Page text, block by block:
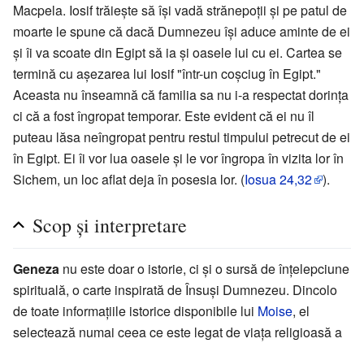
Macpela. Iosif trăieşte să îşi vadă strănepoţii şi pe patul de
moarte le spune că dacă Dumnezeu îşi aduce aminte de ei
şi îi va scoate din Egipt să ia şi oasele lui cu ei. Cartea se
termină cu aşezarea lui Iosif "într-un coşciug în Egipt."
Aceasta nu înseamnă că familia sa nu i-a respectat dorinţa
ci că a fost îngropat temporar. Este evident că ei nu îl
puteau lăsa neîngropat pentru restul timpului petrecut de ei
în Egipt. Ei îi vor lua oasele şi le vor îngropa în vizita lor în
Sichem, un loc aflat deja în posesia lor. (Iosua24,32 ).
Scop şi interpretare
Geneza nu este doar o istorie, ci şi o sursă de înţelepciune
spirituală, o carte inspirată de Însuşi Dumnezeu. Dincolo
de toate informaţiile istorice disponibile lui Moise, el
selectează numai ceea ce este legat de viaţa religioasă a